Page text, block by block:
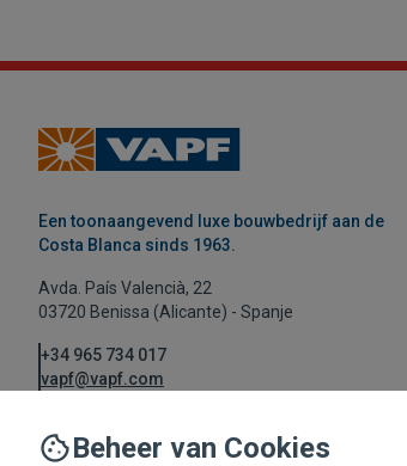
Een toonaangevend luxe bouwbedrijf aan de
Costa Blanca sinds 1963.
Avda. País Valencià, 22
03720 Benissa (Alicante) - Spanje
+34 965 734 017
vapf@vapf.com
Beheer van Cookies